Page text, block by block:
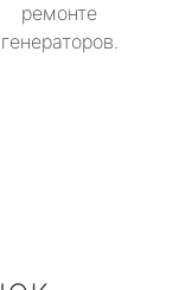
ремонте
генераторов.